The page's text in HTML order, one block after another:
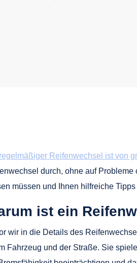
regelmäßiger Reifenwechsel ist von
durch, ohne auf
müssen und Ihnen hilfreiche
ist ein
wir in die Details des
Fahrzeug und der Straße. Sie